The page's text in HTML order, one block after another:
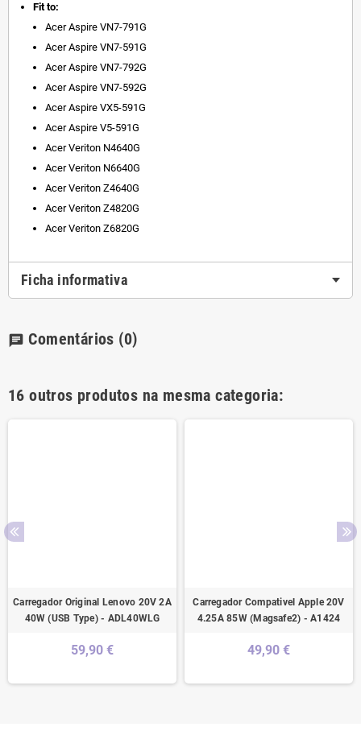
Fit to:
Acer Aspire VN7-791G
Acer Aspire VN7-591G
Acer Aspire VN7-792G
Acer Aspire VN7-592G
Acer Aspire VX5-591G
Acer Aspire V5-591G
Acer Veriton N4640G
Acer Veriton N6640G
Acer Veriton Z4640G
Acer Veriton Z4820G
Acer Veriton Z6820G
Ficha informativa
chat Comentários (0)
16 outros produtos na mesma categoria:
Carregador Original Lenovo 20V 2A
40W (USB Type) - ADL40WLG
59,90 €
Carregador Compativel Apple 20V
4.25A 85W (Magsafe2) - A1424
49,90 €